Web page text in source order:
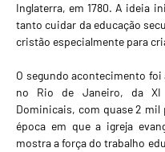
Inglaterra, em 1780. A ideia
tanto cuidar da educação
cristão especialmente para
O segundo acontecimento foi
no Rio de Janeiro, da XI
Dominicais, com quase 2 mil
época em que a igreja
mostra a força do trabalho